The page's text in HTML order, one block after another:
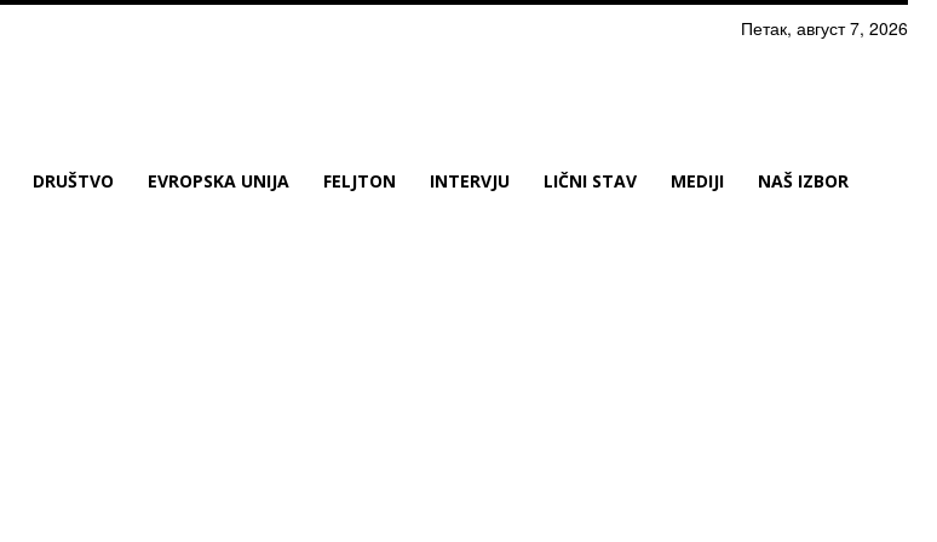
Петак, август 7, 2026
DRUŠTVO EVROPSKA UNIJA FELJTON INTERVJU LIČNI STAV MEDIJI NAŠ IZBOR